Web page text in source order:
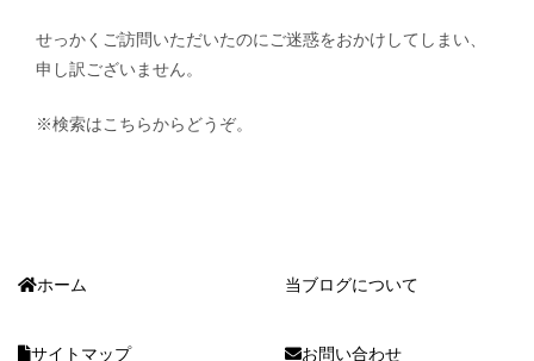
せっかくご訪問いただいたのにご迷惑をおかけしてしまい、
申し訳ございません。
※検索はこちらからどうぞ。
ホーム 当ブログについて
サイトマップ お問い合わせ